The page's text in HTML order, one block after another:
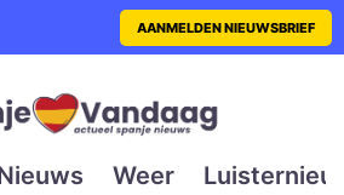
is de eerste
AANMELDEN NIEUWSBRIEF
Weer